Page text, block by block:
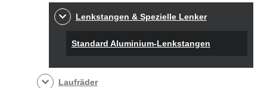
Lenkstangen & Spezielle Lenker
Standard Aluminium-Lenkstangen
Laufräder